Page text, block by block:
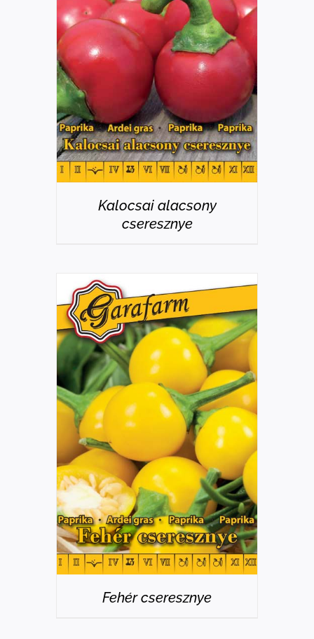
RÉSZLETEK
Kalocsai alacsony
cseresznye
RÉSZLETEK
Fehér cseresznye